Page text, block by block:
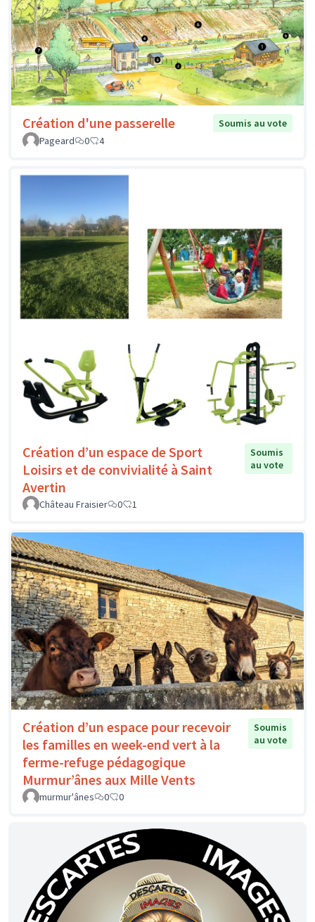
Création d'une passerelle
Soumis au vote
Pageard
0 4
Création d’un espace de Sport
Loisirs et de convivialité à Saint
Avertin
Soumis
au vote
Château Fraisier 0 1
Création d’un espace pour recevoir
les familles en week-end vert à la
ferme-refuge pédagogique
Murmur’ânes aux Mille Vents
Soumis
au vote
murmur'ânes 0 0